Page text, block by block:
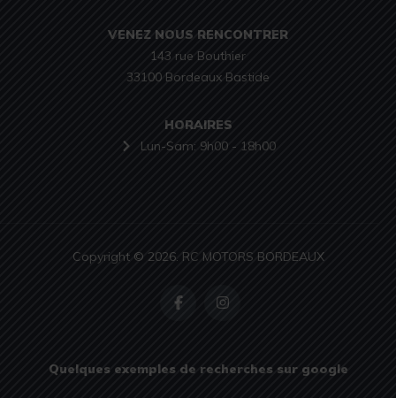
VENEZ NOUS RENCONTRER
143 rue Bouthier
33100 Bordeaux Bastide
HORAIRES
Lun-Sam: 9h00 - 18h00
Copyright © 2026. RC MOTORS BORDEAUX
Quelques exemples de recherches sur google